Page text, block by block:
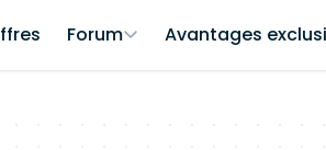
Forum Avantages